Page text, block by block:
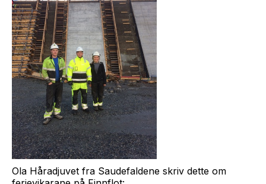
Ola Håradjuvet fra Saudefaldene skriv dette om